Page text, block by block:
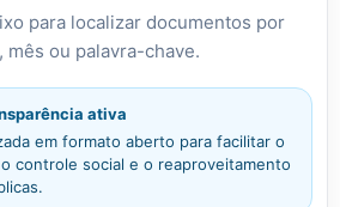
para localizar documentos por
ou palavra-chave.
ativa
em formato aberto para facilitar o
controle social e o reaproveitamento